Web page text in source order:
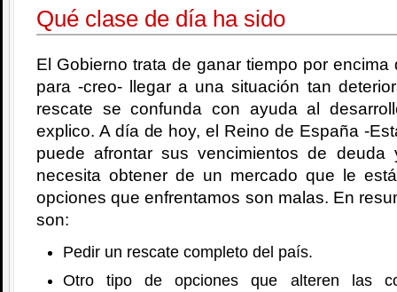
Qué clase de día ha sido
El Gobierno trata de ganar tiempo por
para -creo- llegar a una situación tan
rescate se confunda con ayuda al
explico. A día de hoy, el Reino de España -
puede afrontar sus vencimientos de
necesita obtener de un mercado que le
opciones que enfrentamos son malas. En
son:
Pedir un rescate completo del país.
Otro tipo de opciones que alteren las